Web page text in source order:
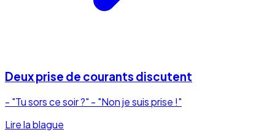
Deux prise de courants discutent
- "Tu sors ce soir ?" - "Non je suis prise !"
Lire la blague